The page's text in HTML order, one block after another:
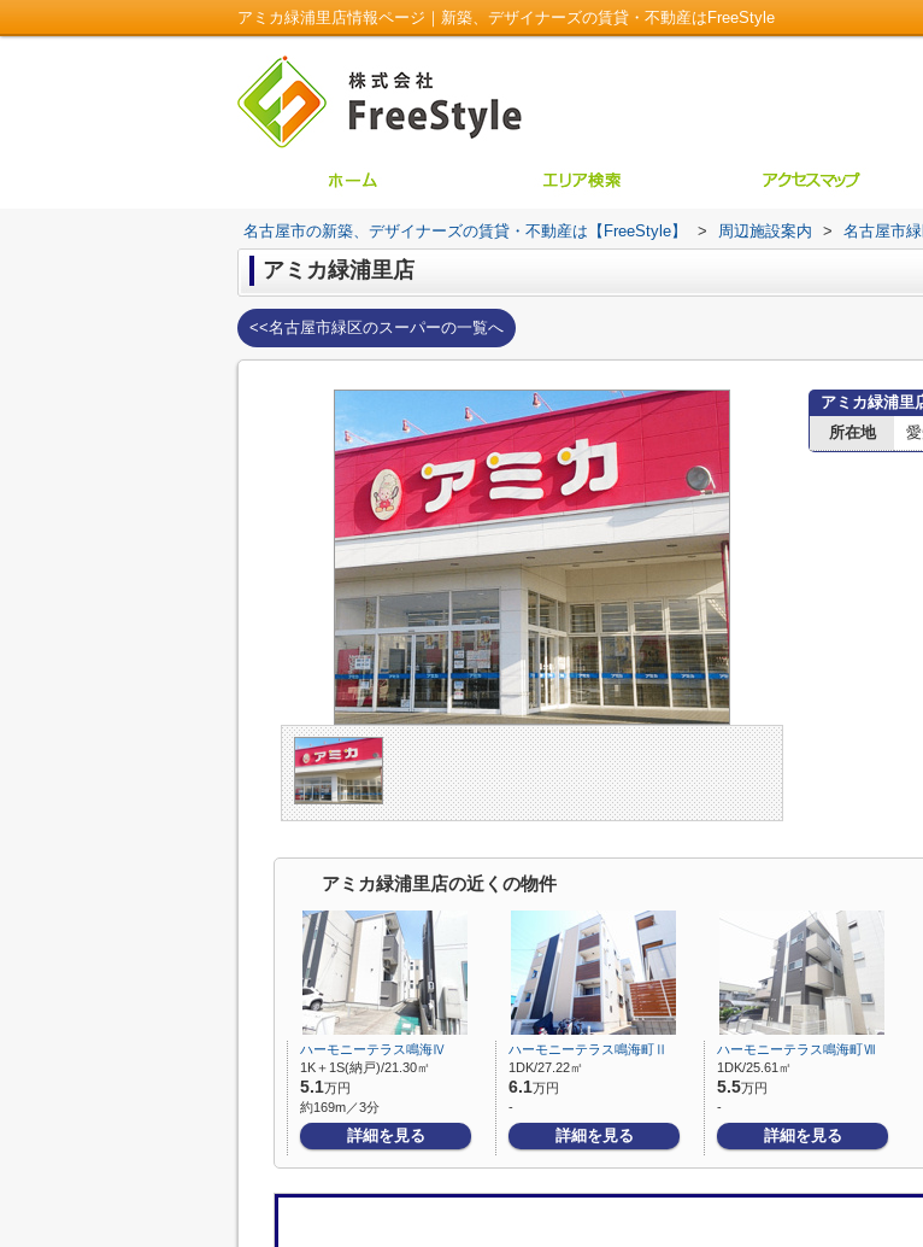
アミカ緑浦里店情報ページ｜新築、デザイナーズの賃貸・不動産はFreeStyle
名古屋市の新築、デザイナーズの賃貸・不動産は【FreeStyle】 > 周辺施設案内 > 名古屋市
アミカ緑浦里店
<<名古屋市緑区のスーパーの一覧へ
アミカ緑浦里
所在地
アミカ緑浦里店の近くの物件
ハーモニーテラス鳴海Ⅳ
1K＋1S(納戸)/21.30㎡
5.1万円
約169m／3分
詳細を見る
ハーモニーテラス鳴海町Ⅱ
1DK/27.22㎡
6.1万円
-
詳細を見る
ハーモニーテラス鳴海町Ⅶ
1DK/25.61㎡
5.5万円
-
詳細を見る